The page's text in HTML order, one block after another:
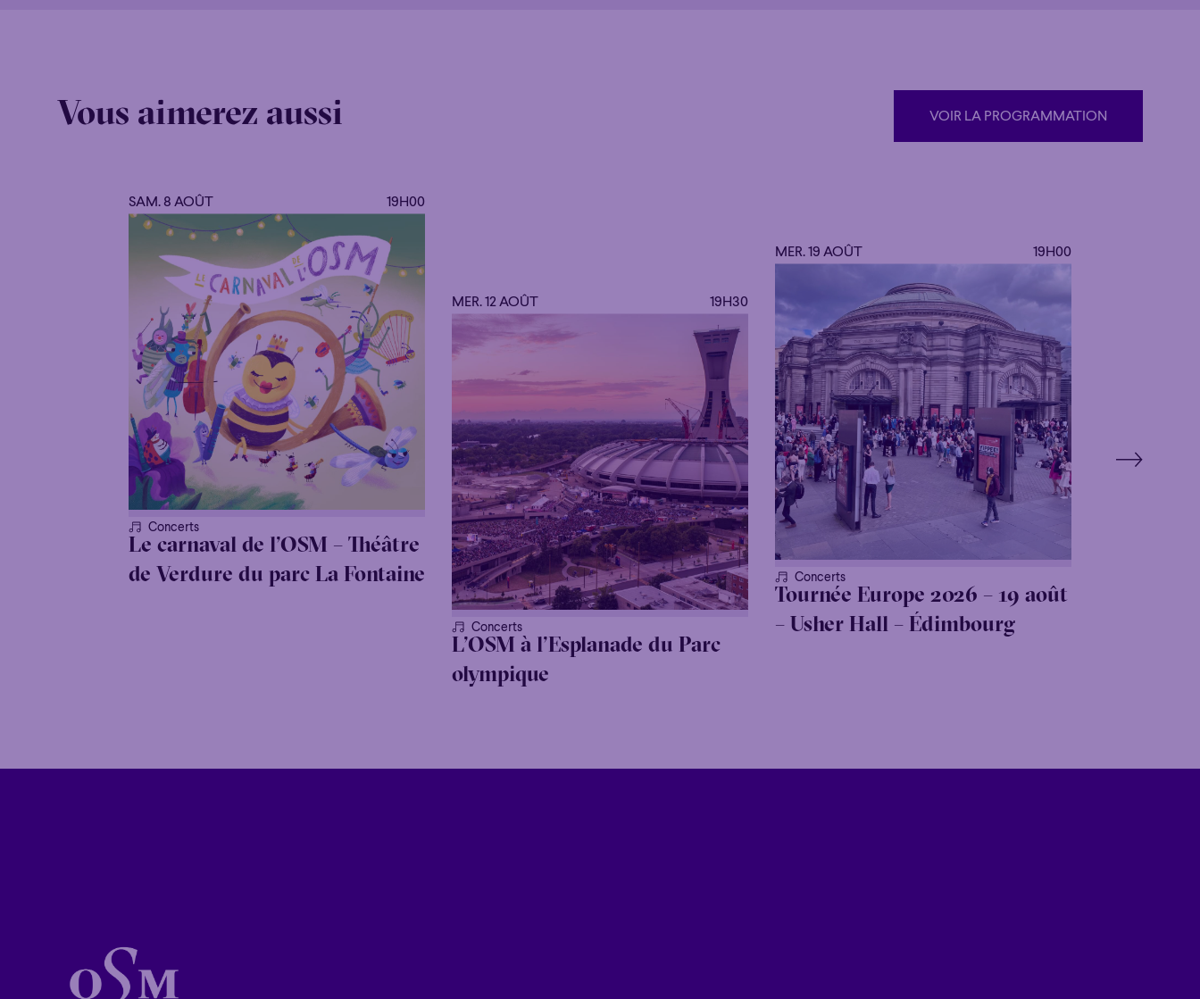
Vous aimerez aussi VOIR LA PROGRAMMATION
VOIR LA PROGRAMMATION
SAM. 8 AOÛT 19H00
Concerts
Le carnaval de l’OSM – Théâtre
de Verdure du parc La Fontaine
MER. 12 AOÛT 19H30
Concerts
L’OSM à l’Esplanade du Parc
olympique
MER. 19 AOÛT 19H00
Concerts
Tournée Europe 2026 – 19 août
– Usher Hall – Édimbourg